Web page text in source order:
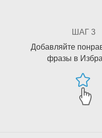
ШАГ 3
Добавляйте
фразы в